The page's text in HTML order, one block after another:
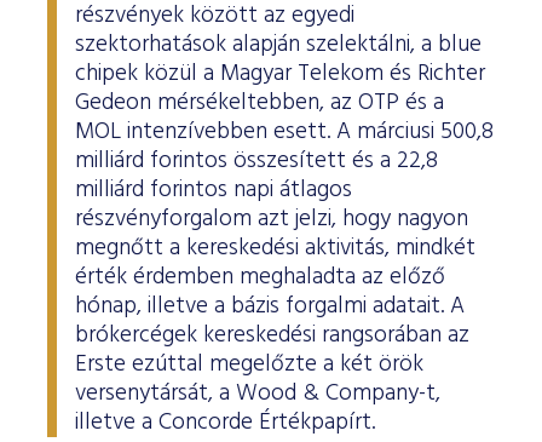
részvények között az egyedi
szektorhatások alapján szelektálni, a blue
chipek közül a Magyar Telekom és Richter
Gedeon mérsékeltebben, az OTP és a
MOL intenzívebben esett. A márciusi 500,8
milliárd forintos összesített és a 22,8
milliárd forintos napi átlagos
részvényforgalom azt jelzi, hogy nagyon
megnőtt a kereskedési aktivitás, mindkét
érték érdemben meghaladta az előző
hónap, illetve a bázis forgalmi adatait. A
brókercégek kereskedési rangsorában az
Erste ezúttal megelőzte a két örök
versenytársát, a Wood & Company-t,
illetve a Concorde Értékpapírt.